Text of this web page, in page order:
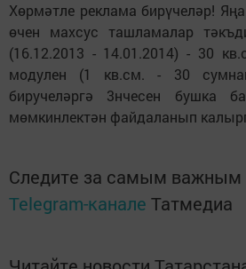
Хөрмәтле реклама бирүчеләр!
өчен махсус ташламалар
(16.12.2013 - 14.01.2014) - 30
модулен (1 кв.см. - 30
биручеләргә 3нчесен бушка
мөмкинлектән файдаланып
Следите за самым важным
Telegram-канале Татмедиа